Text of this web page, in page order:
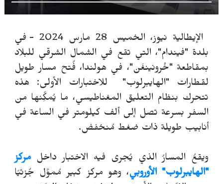
الإيطالية نيوز، الخميس 28 مارس 2024 -
في
بلدة "فيندام"، التي تقع في الشمال الشرقي للبلاد
بمقاطعة "خْرونينغَن"، في هولندا، فُتح مسار طويل
لقطارات "الهايبرلوب" للاختبارات الأولى: هذه
تتحرك بنظام التعليق المغناطيسي، ما يُمكِّنها من
السفر بسرعة تصل إلى ألف كيلومتر في الساعة في
أنابيب طويلة ذات ضغط مُنخفض.
ويقعُ المسارُ الذي يُجرى فيه الاختبار داخلمركز
"الهايبرلوب" الأوروبي، وهو مركز كبير مُموَّل جُزئيًا